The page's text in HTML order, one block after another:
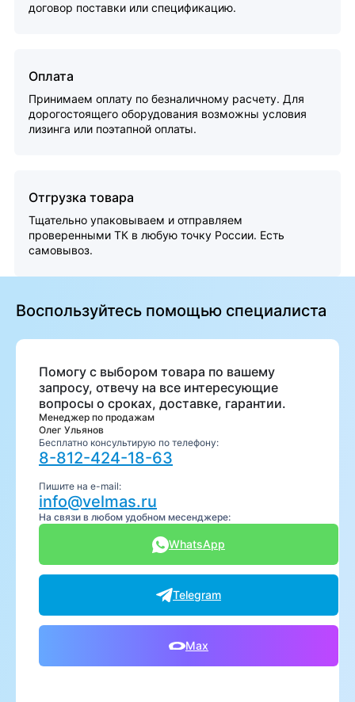
договор поставки или спецификацию.
Оплата
Принимаем оплату по безналичному расчету. Для
дорогостоящего оборудования возможны условия
лизинга или поэтапной оплаты.
Отгрузка товара
Тщательно упаковываем и отправляем
проверенными ТК в любую точку России. Есть
самовывоз.
Воспользуйтесь помощью специалиста
Помогу с выбором товара по вашему
запросу, отвечу на все интересующие
вопросы о сроках, доставке, гарантии.
Менеджер по продажам
Олег Ульянов
Бесплатно консультирую по телефону:
8-812-424-18-63
Пишите на e-mail:
info@velmas.ru
На связи в любом удобном месенджере:
WhatsApp
Telegram
Max